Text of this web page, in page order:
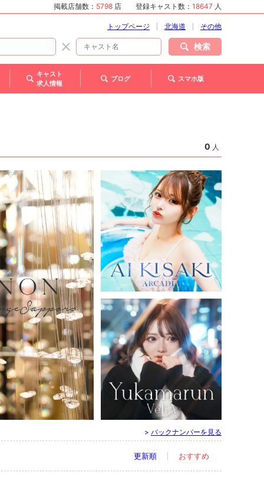
掲載店舗数： 5798 店 登録キャスト数： 18647 人
トップページ 北海道 その他
検索
キャスト
求人情報
ブログ スマホ版
0 人
すすきの ／ ニュークラブ
ARCADIA - アルカディア
妃 愛（23）
すすきの ／ ニュークラブ
VeliA - ヴェリア
> バックナンバーを見る
更新順 おすすめ